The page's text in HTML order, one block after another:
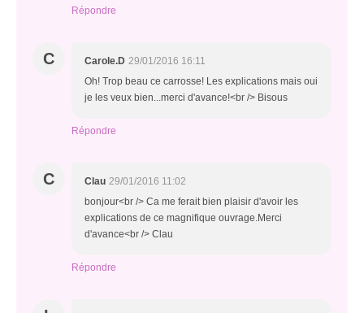
Répondre
C Carole.D 29/01/2016 16:11
Oh! Trop beau ce carrosse! Les explications mais oui
je les veux bien...merci d'avance!<br /> Bisous
Répondre
C Clau 29/01/2016 11:02
bonjour<br /> Ca me ferait bien plaisir d'avoir les
explications de ce magnifique ouvrage.Merci
d'avance<br /> Clau
Répondre